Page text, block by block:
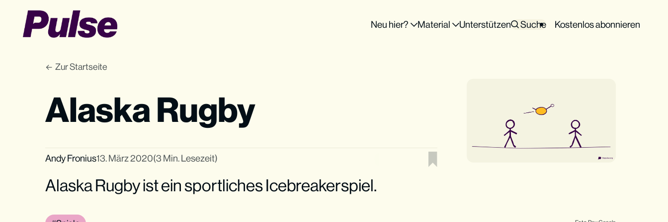
Neu hier? Material Unterstützen Suche Kostenlos abonnieren
Zur Startseite
Alaska Rugby
Andy Fronius13. März 2020(3 Min. Lesezeit)
Alaska Rugby ist ein sportliches Icebreakerspiel.